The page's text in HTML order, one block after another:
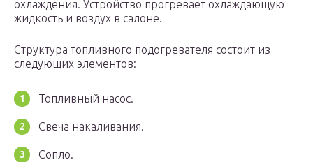
охлаждения. Устройство прогревает охлаждающую
жидкость и воздух в салоне.
Структура топливного подогревателя состоит из
следующих элементов:
Топливный насос.
Свеча накаливания.
Сопло.